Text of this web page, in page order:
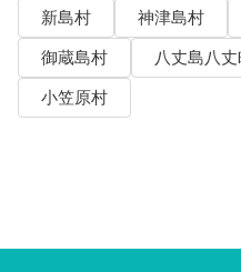
新島村
神津島村
御蔵島村
八丈島八
小笠原村